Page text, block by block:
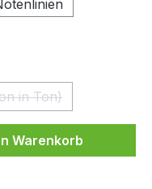
in Ton)
Option ist zurzeit
Warenkorb